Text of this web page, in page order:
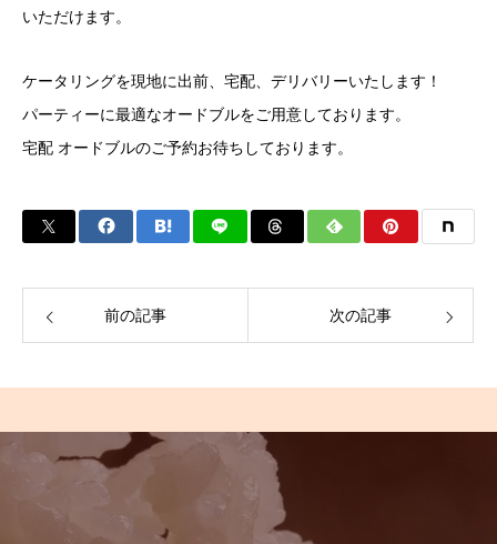
いただけます。
ケータリングを現地に出前、宅配、デリバリーいたします！
パーティーに最適なオードブルをご用意しております。
宅配 オードブルのご予約お待ちしております。
前の記事 次の記事